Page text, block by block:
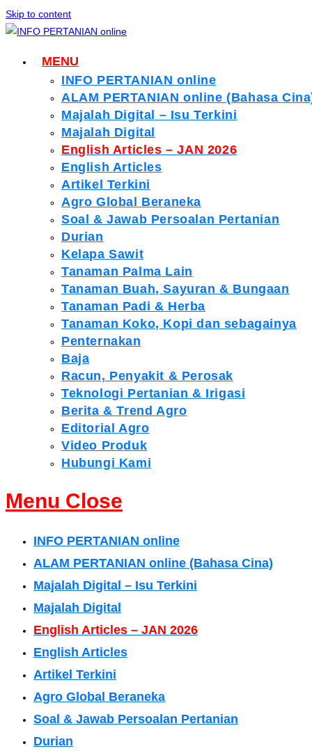
Skip to content
MENU
INFO PERTANIAN online
ALAM PERTANIAN online (Bahasa
Majalah Digital – Isu Terkini
Majalah Digital
English Articles – JAN 2026
English Articles
Artikel Terkini
Agro Global Beraneka
Soal & Jawab Persoalan Pertanian
Durian
Kelapa Sawit
Tanaman Palma Lain
Tanaman Buah, Sayuran & Bungaan
Tanaman Padi & Herba
Tanaman Koko, Kopi dan sebagainya
Penternakan
Baja
Racun, Penyakit & Perosak
Teknologi Pertanian & Irigasi
Berita & Trend Agro
Editorial Agro
Video Produk
Hubungi Kami
Menu Close
INFO PERTANIAN online
ALAM PERTANIAN online (Bahasa Cina)
Majalah Digital – Isu Terkini
Majalah Digital
English Articles – JAN 2026
English Articles
Artikel Terkini
Agro Global Beraneka
Soal & Jawab Persoalan Pertanian
Durian